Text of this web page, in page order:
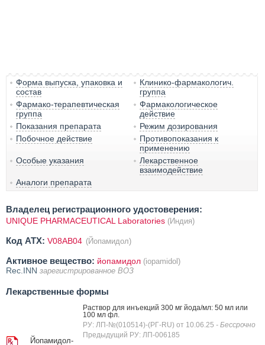
Форма выпуска, упаковка и
состав
Клинико-фармакологич.
группа
Фармако-терапевтическая
группа
Фармакологическое
действие
Показания препарата
Режим дозирования
Побочное действие
Противопоказания к
применению
Особые указания
Лекарственное
взаимодействие
Аналоги препарата
Владелец регистрационного удостоверения:
UNIQUE PHARMACEUTICAL Laboratories (Индия)
Код ATX: V08AB04 (Йопамидол)
Активное вещество: йопамидол (iopamidol)
Rec.INN зарегистрированное ВОЗ
Лекарственные формы
Йопамидол-
Раствор для инъекций 300 мг йода/мл: 50 мл или
100 мл фл.
РУ: ЛП-№(010514)-(РГ-RU) от 10.06.25 - Бессрочно
Предыдущий РУ: ЛП-006185